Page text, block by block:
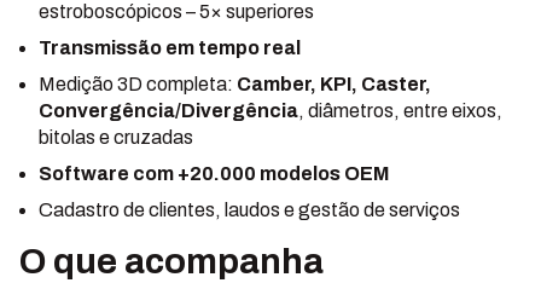
estroboscópicos – 5× superiores
Transmissão em tempo real
Medição 3D completa: Camber, KPI, Caster,
Convergência/Divergência, diâmetros, entre eixos,
bitolas e cruzadas
Software com +20.000 modelos OEM
Cadastro de clientes, laudos e gestão de serviços
O que acompanha